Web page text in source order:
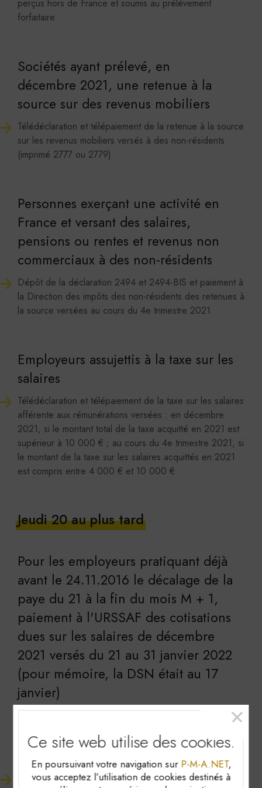
perçus hors de France et soumis au prélèvement
forfaitaire
Sociétés ayant prélevé, en
décembre 2021, une retenue à la
source sur des revenus mobiliers
Télédéclaration et télépaiement de la retenue à la source
sur les revenus mobiliers versés à des non-résidents
(imprimé 2777 ou 2779)
Personnes exerçant une activité en
France et versant des salaires,
pensions ou rentes et revenus non
commerciaux à des non-résidents
Dépôt de la déclaration 2494 et 2494-BIS et paiement à
la Direction des impôts des non-résidents des retenues à
la source versées au cours du 4e trimestre 2021
Employeurs assujettis à la taxe sur les
salaires
Télédéclaration et télépaiement de la taxe sur les salaires
afférente aux rémunérations versées : en décembre
2021, si le montant total de la taxe acquitté en 2021 est
supérieur à 10 000 € ; au cours du 4e trimestre 2021, si
le montant de la taxe sur les salaires acquittés en 2021
est compris entre 4 000 € et 10 000 €
Jeudi 20 au plus tard
Pour les employeurs pratiquant déjà
avant le 24.11.2016 le décalage de la
paye du 21 à la fin du mois M + 1,
paiement à l'URSSAF des cotisations
dues sur les salaires de décembre
2021 versés du 21 au 31 janvier 2022
(pour mémoire, la DSN était au 17
janvier)
Employeurs et travailleurs
indépendants
Paiement mensuel des cotisations sociales en cas
Ce site web utilisedes cookies.
En poursuivant votre navigation sur P-M-A.NET,
vous acceptez l’utilisation de cookies destinés à